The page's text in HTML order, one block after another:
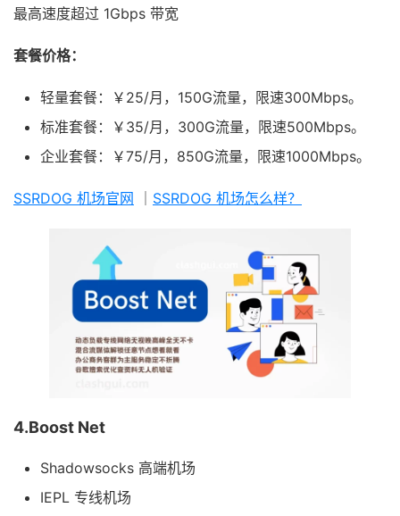
最高速度超过 1Gbps 带宽
套餐价格：
轻量套餐：￥25/月，150G流量，限速300Mbps。
标准套餐：￥35/月，300G流量，限速500Mbps。
企业套餐：￥75/月，850G流量，限速1000Mbps。
SSRDOG 机场官网 SSRDOG 机场怎么样？
4.Boost Net
Shadowsocks 高端机场
IEPL 专线机场